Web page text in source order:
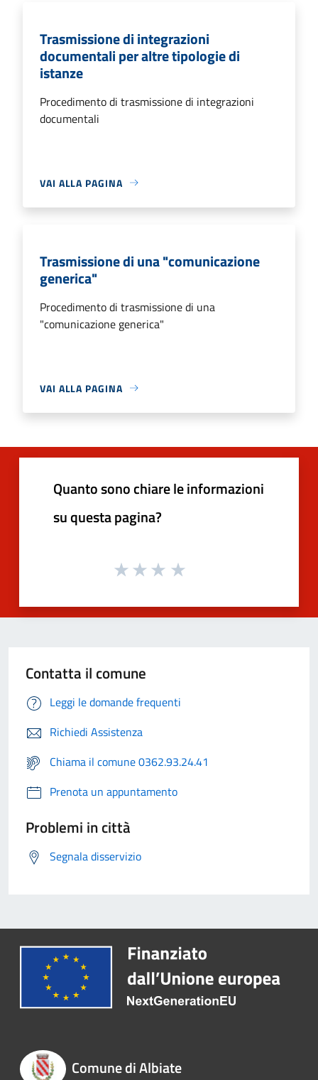
Trasmissione di integrazioni
documentali per altre tipologie di
istanze
Procedimento di trasmissione di integrazioni
documentali
VAI ALLA PAGINA
Trasmissione di una "comunicazione
generica"
Procedimento di trasmissione di una
"comunicazione generica"
VAI ALLA PAGINA
Quanto sono chiare le informazioni
su questa pagina?
Contatta il comune
Leggi le domande frequenti
Richiedi Assistenza
Chiama il comune 0362.93.24.41
Prenota un appuntamento
Problemi in città
Segnala disservizio
Comune di Albiate